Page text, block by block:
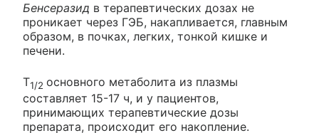
Бенсеразид в терапевтических дозах не
проникает через ГЭБ, накапливается, главным
образом, в почках, легких, тонкой кишке и
печени.
T1/2 основного метаболита из плазмы
составляет 15-17 ч, и у пациентов,
принимающих терапевтические дозы
препарата, происходит его накопление.